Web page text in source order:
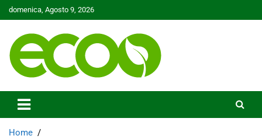
Skip
to
domenica, Agosto 9, 2026
Ecoo.it
Home